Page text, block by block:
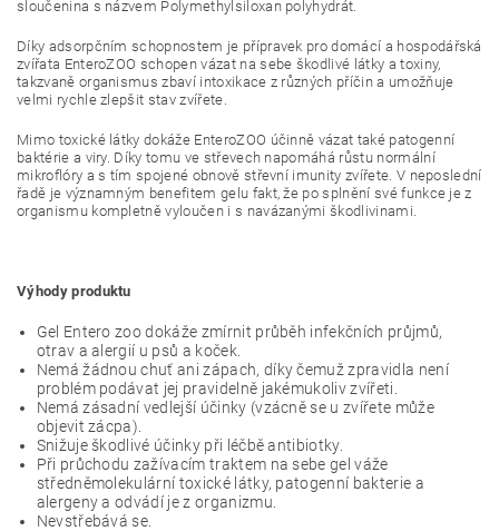
sloučenina s názvem Polymethylsiloxan polyhydrát.
Díky adsorpčním schopnostem je přípravek pro domácí a hospodářská
zvířata EnteroZOO schopen vázat na sebe škodlivé látky a toxiny,
takzvaně organismus zbaví intoxikace z různých příčin a umožňuje
velmi rychle zlepšit stav zvířete.
Mimo toxické látky dokáže EnteroZOO účinně vázat také patogenní
baktérie a viry. Díky tomu ve střevech napomáhá růstu normální
mikroflóry a s tím spojené obnově střevní imunity zvířete. V neposlední
řadě je významným benefitem gelu fakt, že po splnění své funkce je z
organismu kompletně vyloučen i s navázanými škodlivinami.
Výhody produktu
Gel Entero zoo dokáže zmírnit průběh infekčních průjmů,
otrav a alergií u psů a koček.
Nemá žádnou chuť ani zápach, díky čemuž zpravidla není
problém podávat jej pravidelně jakémukoliv zvířeti.
Nemá zásadní vedlejší účinky (vzácně se u zvířete může
objevit zácpa).
Snižuje škodlivé účinky při léčbě antibiotky.
Při průchodu zažívacím traktem na sebe gel váže
středněmolekulární toxické látky, patogenní bakterie a
alergeny a odvádí je z organizmu.
Nevstřebává se.